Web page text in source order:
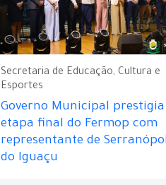
Secretaria de Educação, Cultura e
Esportes
Governo Municipal prestigia
etapa final do Fermop com
representante de
do Iguaçu